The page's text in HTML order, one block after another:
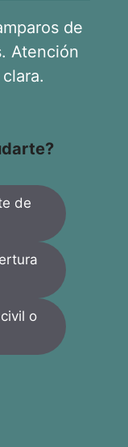
de
Atención
de
o